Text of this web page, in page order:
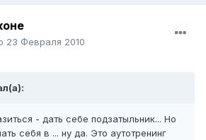
23 Февраля 2010
- дать себе подзатыльник... Но
себя в ... ну да. Это аутотренинг